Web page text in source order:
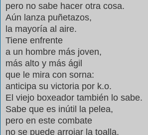
pero no sabe hacer otra cosa.
Aún lanza puñetazos,
la mayoría al aire.
Tiene enfrente
a un hombre más joven,
más alto y más ágil
que le mira con sorna:
anticipa su victoria por k.o.
El viejo boxeador también lo sabe.
Sabe que es inútil la pelea,
pero en este combate
no se puede arrojar la toalla.